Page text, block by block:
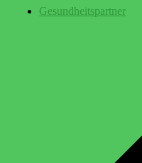
Gesundheitspartner